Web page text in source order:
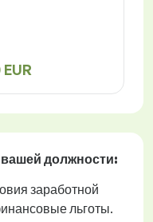
должности:
заработной
льготы.